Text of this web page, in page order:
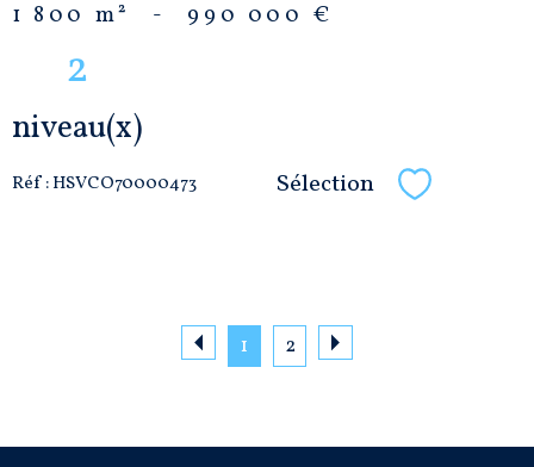
1 800 m² - 990 000 €
2
niveau(x)
Réf : HSVCO70000473 Sélection
1 2